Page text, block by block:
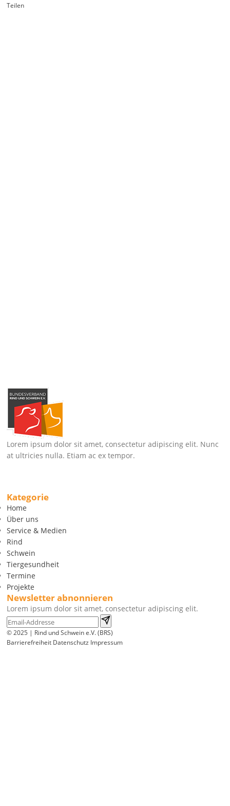
Teilen
Lorem ipsum dolor sit amet, consectetur adipiscing elit. Nunc
at ultricies nulla. Etiam ac ex tempor.
Kategorie
Home
Über uns
Service & Medien
Rind
Schwein
Tiergesundheit
Termine
Projekte
Newsletter abnonnieren
Lorem ipsum dolor sit amet, consectetur adipiscing elit.
© 2025 | Rind und Schwein e.V. (BRS)
Barrierefreiheit Datenschutz Impressum